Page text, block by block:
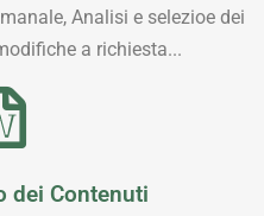
Analisi e selezioe dei
a richiesta...
dei Contenuti